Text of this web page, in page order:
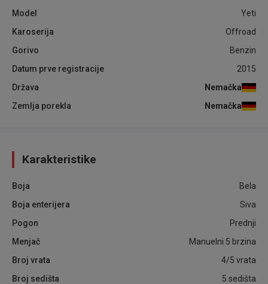
Model
Yeti
Karoserija
Offroad
Gorivo
Benzin
Datum prve registracije
2015
Država
Nemačka
Zemlja porekla
Nemačka
Karakteristike
Boja
Bela
Boja enterijera
Siva
Pogon
Prednji
Menjač
Manuelni 5 brzina
Broj vrata
4/5 vrata
Broj sedišta
5 sedišta